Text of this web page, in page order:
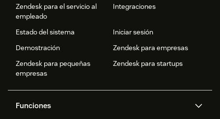
Zendesk para el servicio al
empleado
Integraciones
Estado del sistema
Iniciar sesión
Demostración
Zendesk para empresas
Zendesk para pequeñas
empresas
Zendesk para startups
Funciones